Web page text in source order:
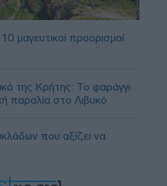
μαγευτικοί προορισμοί
της Κρήτης: Το φαράγγι
παραλία στο Λιβυκό
που αξίζει να